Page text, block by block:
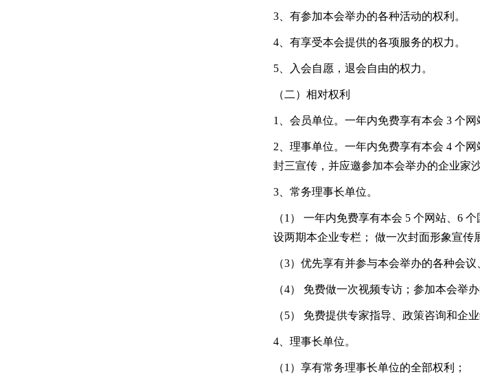
3、有参加本会举办的各种活动的权利。
4、有享受本会提供的各项服务的权力。
5、入会自愿，退会自由的权力。
（二）相对权利
1、会员单位。一年内免费享有本会 3 个
2、理事单位。一年内免费享有本会 4 个
封三宣传，并应邀参加本会举办的企业家沙
3、常务理事长单位。
（1） 一年内免费享有本会 5 个网站、6
设两期本企业专栏； 做一次封面形象宣传
（3）优先享有并参与本会举办的各种会议
（4） 免费做一次视频专访；参加本会举
（5） 免费提供专家指导、政策咨询和企业
4、理事长单位。
（1）享有常务理事长单位的全部权利；